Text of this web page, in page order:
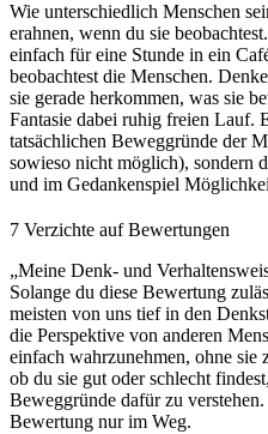
Wie unterschiedlich Menschen
erahnen, wenn du sie
einfach für eine Stunde in ein
beobachtest die Menschen.
sie gerade herkommen, was sie
Fantasie dabei ruhig freien Lauf.
tatsächlichen Beweggründe der
sowieso nicht möglich), sondern
und im Gedankenspiel
7 Verzichte auf Bewertungen
„Meine Denk- und
Solange du diese Bewertung
meisten von uns tief in den
die Perspektive von anderen
einfach wahrzunehmen, ohne sie
ob du sie gut oder schlecht
Beweggründe dafür zu
Bewertung nur im Weg.